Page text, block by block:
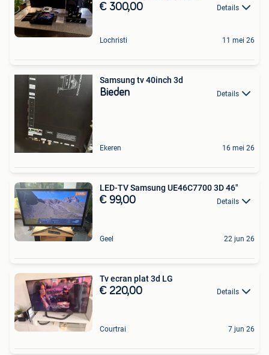
€ 300,00 Details
Lochristi 11 mei 26
Samsung tv 40inch 3d
Bieden Details
Ekeren 16 mei 26
LED-TV Samsung UE46C7700 3D 46"
€ 99,00 Details
Geel 22 jun 26
Tv ecran plat 3d LG
€ 220,00 Details
Courtrai 7 jun 26